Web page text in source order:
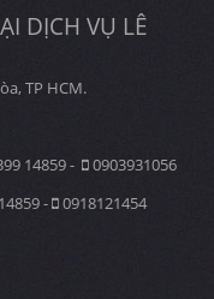
DỊCH VỤ LÊ
TP HCM.
14859 -
0903931056
-
0918121454